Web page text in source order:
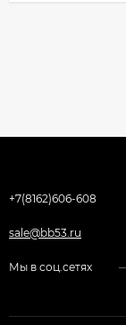
+7(8162)606-608
sale@bb53.ru
Мы в соц.сетях